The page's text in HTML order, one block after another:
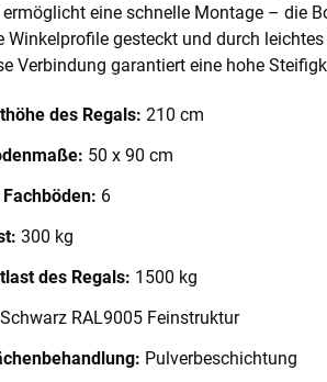
eine schnelle Montage – die
Winkelprofile gesteckt und durch
Verbindung garantiert eine hohe
des Regals: 210 cm
50 x 90 cm
6
300 kg
des Regals: 1500 kg
Schwarz RAL9005 Feinstruktur
Pulverbeschichtung